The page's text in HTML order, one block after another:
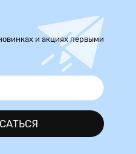
и акциях первыми